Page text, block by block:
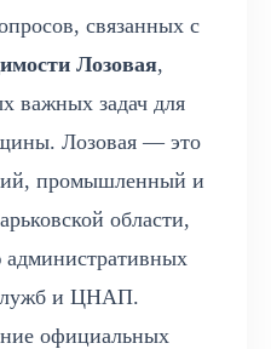
связанных с
Лозовая,
важных задач для
Лозовая — это
промышленный и
области,
административных
и ЦНАП.
официальных